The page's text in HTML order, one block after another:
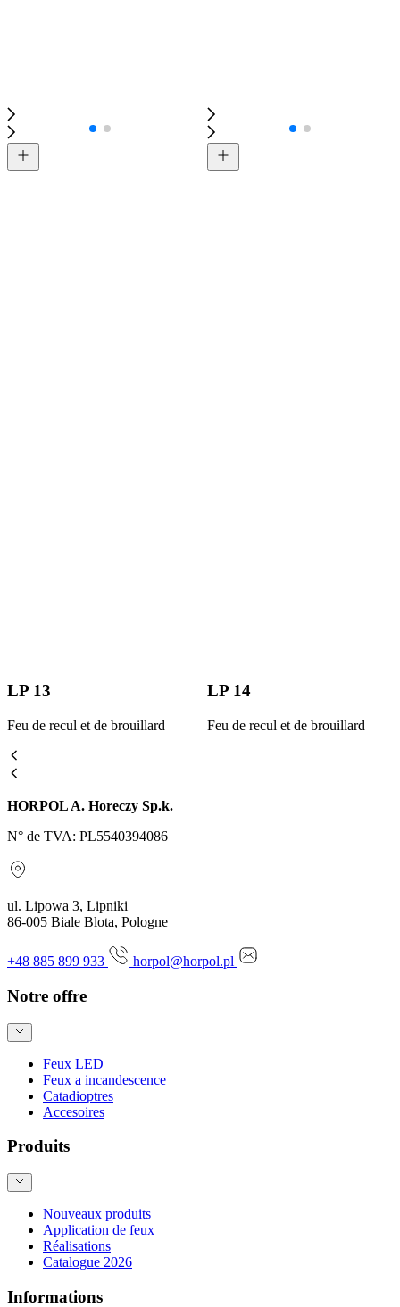
LP 13
Feu de recul et de brouillard
LP 14
Feu de recul et de brouillard
HORPOL A. Horeczy Sp.k.
N° de TVA: PL5540394086
ul. Lipowa 3, Lipniki
86-005 Biale Blota, Pologne
+48 885 899 933 horpol@horpol.pl
Notre offre
Feux LED
Feux a incandescence
Catadioptres
Accesoires
Produits
Nouveaux produits
Application de feux
Réalisations
Catalogue 2026
Informations